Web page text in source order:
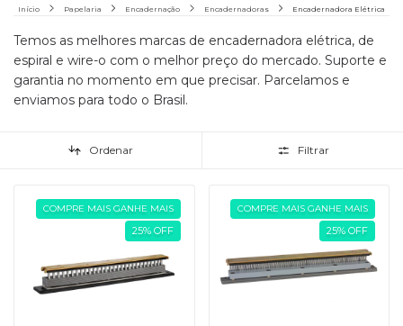
Início Papelaria Encadernação Encadernadoras Encadernadora Elétrica
Temos as melhores marcas de encadernadora elétrica, de
espiral e wire-o com o melhor preço do mercado. Suporte e
garantia no momento em que precisar. Parcelamos e
enviamos para todo o Brasil.
Ordenar Filtrar
COMPRE MAIS GANHE MAIS
25% OFF
COMPRE MAIS GANHE MAIS
25% OFF